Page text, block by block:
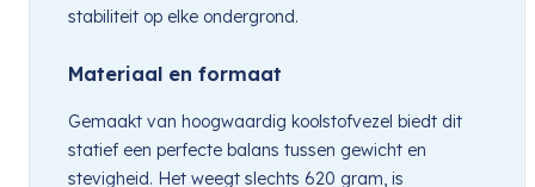
stabiliteit op elke ondergrond.
Materiaal en formaat
Gemaakt van hoogwaardig koolstofvezel biedt dit
statief een perfecte balans tussen gewicht en
stevigheid. Het weegt slechts 620 gram, is